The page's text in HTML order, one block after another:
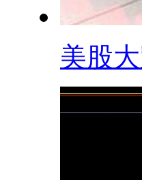
美股